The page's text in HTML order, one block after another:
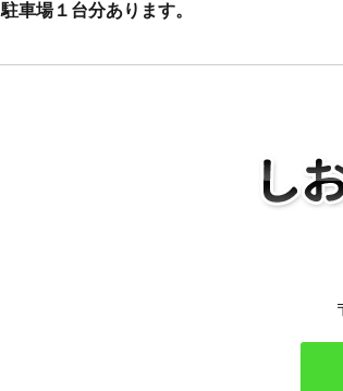
駐車場１台分あります。